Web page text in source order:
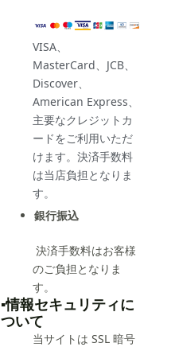
VISA、
MasterCard、JCB、
Discover、
American Express、
主要なクレジットカ
ードをご利用いただ
けます。決済手数料
は当店負担となりま
す。
銀行振込
決済手数料はお客様
のご負担となりま
す。
▪️情報セキュリティに
ついて
当サイトは SSL 暗号